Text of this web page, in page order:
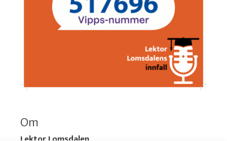
Om